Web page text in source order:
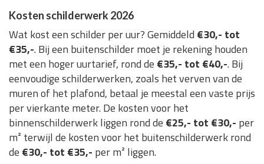
Kosten schilderwerk 2026
Wat kost een schilder per uur? Gemiddeld €30,- tot
€35,-. Bij een buitenschilder moet je rekening houden
met een hoger uurtarief, rond de €35,- tot €40,-. Bij
eenvoudige schilderwerken, zoals het verven van de
muren of het plafond, betaal je meestal een vaste prijs
per vierkante meter. De kosten voor het
binnenschilderwerk liggen rond de €25,- tot €30,- per
m² terwijl de kosten voor het buitenschilderwerk rond
de €30,- tot €35,- per m² liggen.